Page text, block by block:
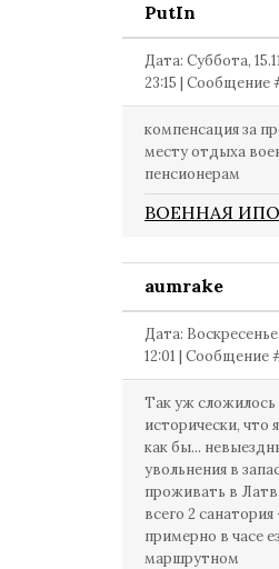
PutIn
Дата: Суббота,
23:15 | Сообщение
компенсация за
месту отдыха
пенсионерам
ВОЕННАЯ
aumrake
Дата: Воскресенье,
12:01 | Сообщение
Так уж сложилось
исторически, что
как бы...
увольнения в
проживать в
всего 2 санатория
примерно в часе
маршрутном